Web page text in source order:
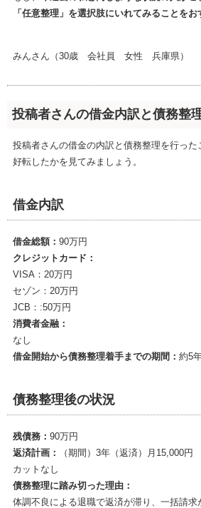
「任意整理」を選択肢にいれてみることをお
みんさん（30歳 会社員 女性 兵庫県）
投稿者さんの借金内訳と債務整
投稿者さんの借金の内訳と債務整理を行っ
好転したかを見てみましょう。
借金内訳
借金総額： 90万円
クレジットカード：
VISA：20万円
セゾン：20万円
JCB：:50万円
消費者金融：
なし
借金開始から債務整理着手までの期間： 約5
債務整理後の状況
残債務： 90万円
返済計画：
（期間）3年（返済）月15,000
カットなし
債務整理に踏み切った理由：
体調不良による退職で返済が滞り、一括請求